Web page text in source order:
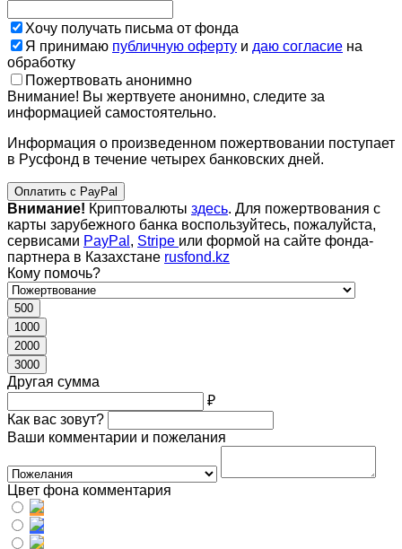
Хочу получать письма от фонда
Я принимаю публичную оферту и даю согласие на
обработку
Пожертвовать анонимно
Внимание! Вы жертвуете анонимно, следите за
информацией самостоятельно.
Информация о произведенном пожертвовании поступает
в Русфонд в течение четырех банковских дней.
Оплатить с PayPal
Внимание! Криптовалюты здесь. Для пожертвования с
карты зарубежного банка воспользуйтесь, пожалуйста,
сервисами PayPal , Stripe или формой на сайте фонда-
партнера в Казахстане rusfond.kz
Кому помочь?
500
1000
2000
3000
Другая сумма
₽
Как вас зовут?
Ваши комментарии и пожелания
Цвет фона комментария